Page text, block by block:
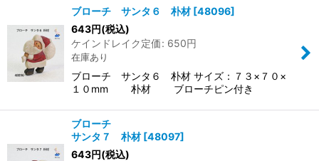
ブローチ サンタ６ 朴材 [48096]
643円(税込)
ケインドレイク定価: 650円
在庫あり
ブローチ サンタ６ 朴材 サイズ：７３×７０×
１０mm 朴材 ブローチピン付き
ブローチ
サンタ７ 朴材 [48097]
643円(税込)